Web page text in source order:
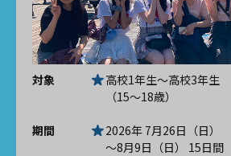
対象
高校1年生～高校3年生
（15～18歳）
期間
2026年 7月26日（日）
～8月9日（日） 15日間